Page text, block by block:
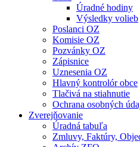
Úradné hodiny
Výsledky volieb
Poslanci OZ
Komisie OZ
Pozvánky OZ
Zápisnice
Uznesenia OZ
Hlavný kontrolór obce
Tlačivá na stiahnutie
Ochrana osobných
Zverejňovanie
Úradná tabuľa
Zmluvy, Faktúry,